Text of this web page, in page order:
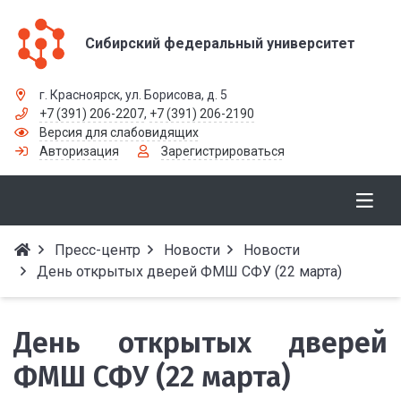
Сибирский федеральный университет
г. Красноярск, ул. Борисова, д. 5
+7 (391) 206-2207, +7 (391) 206-2190
Версия для слабовидящих
Авторизация
Зарегистрироваться
Пресс-центр Новости
Новости
День открытых дверей ФМШ СФУ (22 марта)
День открытых дверей
ФМШ СФУ (22 марта)